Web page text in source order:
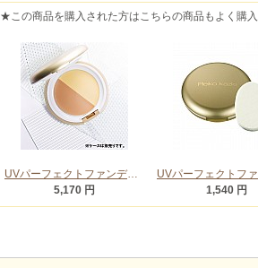
★この商品を購入された方はこちらの商品もよく購入
UVパーフェクトファンデーション(リフィル)
5,170 円
1,540 円